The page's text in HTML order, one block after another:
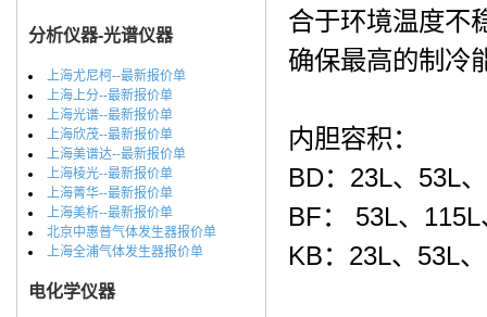
分析仪器-光谱仪器
上海尤尼柯--最新报价单
上海上分--最新报价单
上海光谱--最新报价单
上海欣茂--最新报价单
上海美谱达--最新报价单
上海棱光--最新报价单
上海菁华--最新报价单
上海美析--最新报价单
北京中惠普气体发生器报价单
上海全浦气体发生器报价单
电化学仪器
合于环境温度不
确保最高的制冷
内胆容积：
BD：23L、53L
BF： 53L、
KB：23L、53L